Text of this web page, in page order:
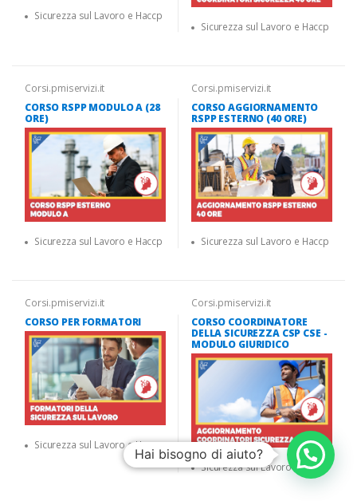
Hai bisogno di aiuto?
Sicurezza sul Lavoro e Haccp
Sicurezza sul Lavoro e Haccp
Corsi.pmiservizi.it
CORSO RSPP MODULO A (28
ORE)
Sicurezza sul Lavoro e Haccp
Corsi.pmiservizi.it
CORSO AGGIORNAMENTO
RSPP ESTERNO (40 ORE)
Sicurezza sul Lavoro e Haccp
Corsi.pmiservizi.it
CORSO PER FORMATORI
Sicurezza sul Lavoro e Haccp
Corsi.pmiservizi.it
CORSO COORDINATORE
DELLA SICUREZZA CSP CSE -
MODULO GIURIDICO
Sicurezza sul Lavoro e Haccp